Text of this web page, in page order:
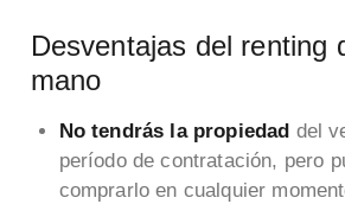
Desventajas del renting
mano
No tendrás la propiedad del
período de contratación, pero
comprarlo en cualquier